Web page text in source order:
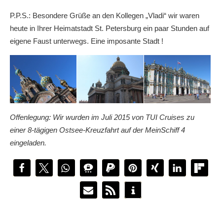
P.P.S.: Besondere Grüße an den Kollegen „Vladi“ wir waren
heute in Ihrer Heimatstadt St. Petersburg ein paar Stunden auf
eigene Faust unterwegs. Eine imposante Stadt !
Offenlegung: Wir wurden im Juli 2015 von TUI Cruises zu
einer 8-tägigen Ostsee-Kreuzfahrt auf der MeinSchiff 4
eingeladen.